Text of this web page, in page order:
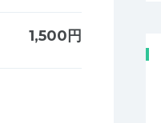
1,500円